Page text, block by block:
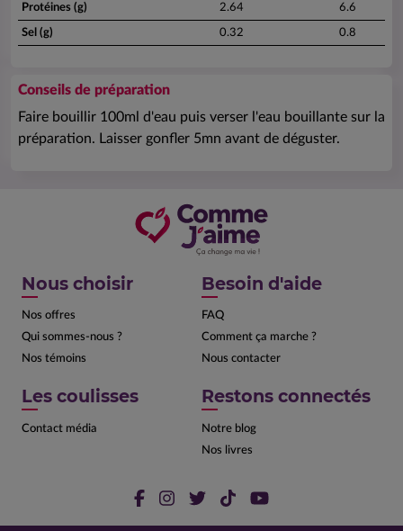
Protéines (g) 2.64 6.6
Sel (g) 0.32 0.8
Conseils de préparation
Faire bouillir 100ml d'eau puis verser l'eau bouillante sur la
préparation. Laisser gonfler 5mn avant de déguster.
Nous choisir
Nos offres
Qui sommes-nous ?
Nos témoins
Besoin d'aide
FAQ
Comment ça marche ?
Nous contacter
Les coulisses
Contact média
Restons connectés
Notre blog
Nos livres